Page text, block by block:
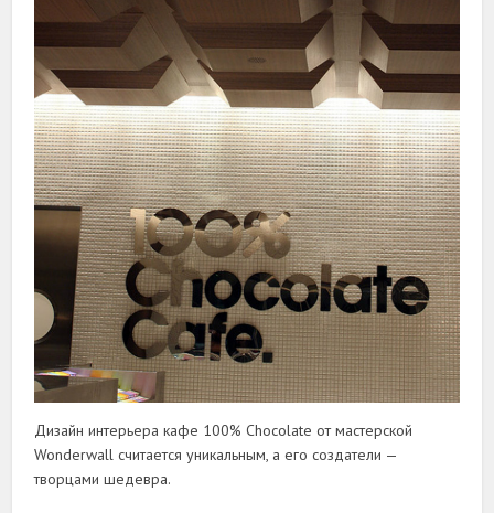
Дизайн интерьера кафе 100% Chocolate от мастерской
Wonderwall считается уникальным, а его создатели —
творцами шедевра.